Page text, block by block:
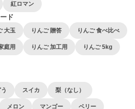
紅ロマン
ド
大玉 りんご 贈答 りんご 食べ比べ
庭用 りんご 加工用 りんご 5kg
スイカ 梨（なし）
メロン マンゴー ベリー